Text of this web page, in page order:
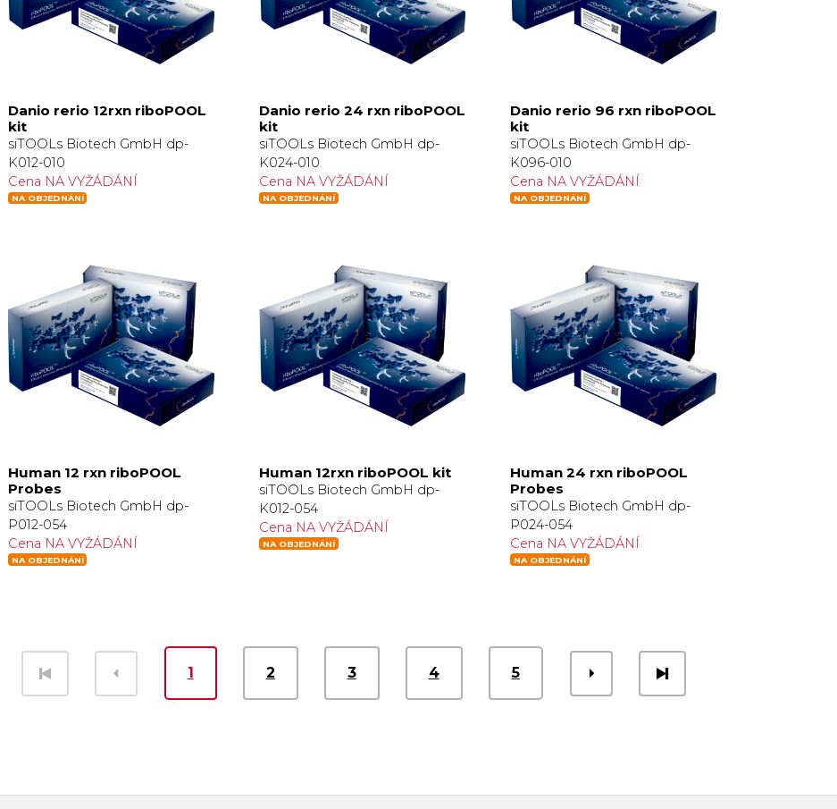
Danio rerio 12rxn riboPOOL
kit
siTOOLs Biotech GmbH dp-
K012-010
Cena NA VYŽÁDÁNÍ
NA OBJEDNÁNÍ
Danio rerio 24 rxn riboPOOL
kit
siTOOLs Biotech GmbH dp-
K024-010
Cena NA VYŽÁDÁNÍ
NA OBJEDNÁNÍ
Danio rerio 96 rxn riboPOOL
kit
siTOOLs Biotech GmbH dp-
K096-010
Cena NA VYŽÁDÁNÍ
NA OBJEDNÁNÍ
Human 12 rxn riboPOOL
Probes
siTOOLs Biotech GmbH dp-
P012-054
Cena NA VYŽÁDÁNÍ
NA OBJEDNÁNÍ
Human 12rxn riboPOOL kit
siTOOLs Biotech GmbH dp-
K012-054
Cena NA VYŽÁDÁNÍ
NA OBJEDNÁNÍ
Human 24 rxn riboPOOL
Probes
siTOOLs Biotech GmbH dp-
P024-054
Cena NA VYŽÁDÁNÍ
NA OBJEDNÁNÍ
1 2 3 4 5